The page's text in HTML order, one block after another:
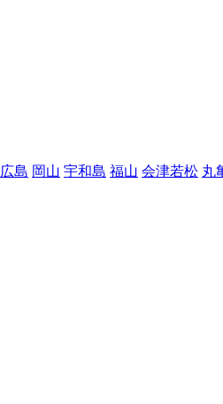
広島 岡山 宇和島 福山 会津若松 丸